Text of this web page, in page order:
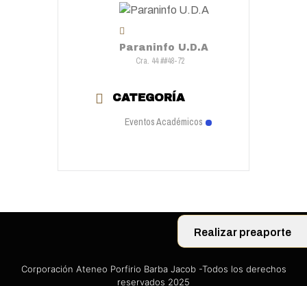
Realizar preaporte
Paraninfo U.D.A
Cra. 44 ##48-72
CATEGORÍA
Eventos Académicos
Corporación Ateneo Porfirio Barba Jacob -Todos los derechos
reservados 2025